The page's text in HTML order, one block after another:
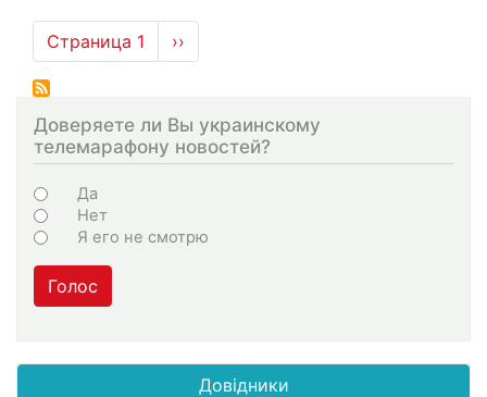
Нумерация
страниц
Страница 1
Следующая
страница
››
Доверяете ли Вы украинскому
телемарафону новостей?
Choices
Да
Нет
Я его не смотрю
Голос
Довідники